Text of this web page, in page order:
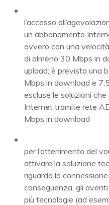
l’accesso
un abbonamento
ovvero con una
di almeno 30 Mbps in
upload; è prevista una
Mbps in download e
escluse le soluzioni
Internet tramite rete
Mbps in download
per l’ottenimento del
attivare la soluzione
riguarda la
conseguenza, gli
più tecnologie (ad